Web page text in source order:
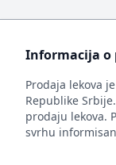
Informacija o
Prodaja lekova
Republike
prodaju lekova.
svrhu